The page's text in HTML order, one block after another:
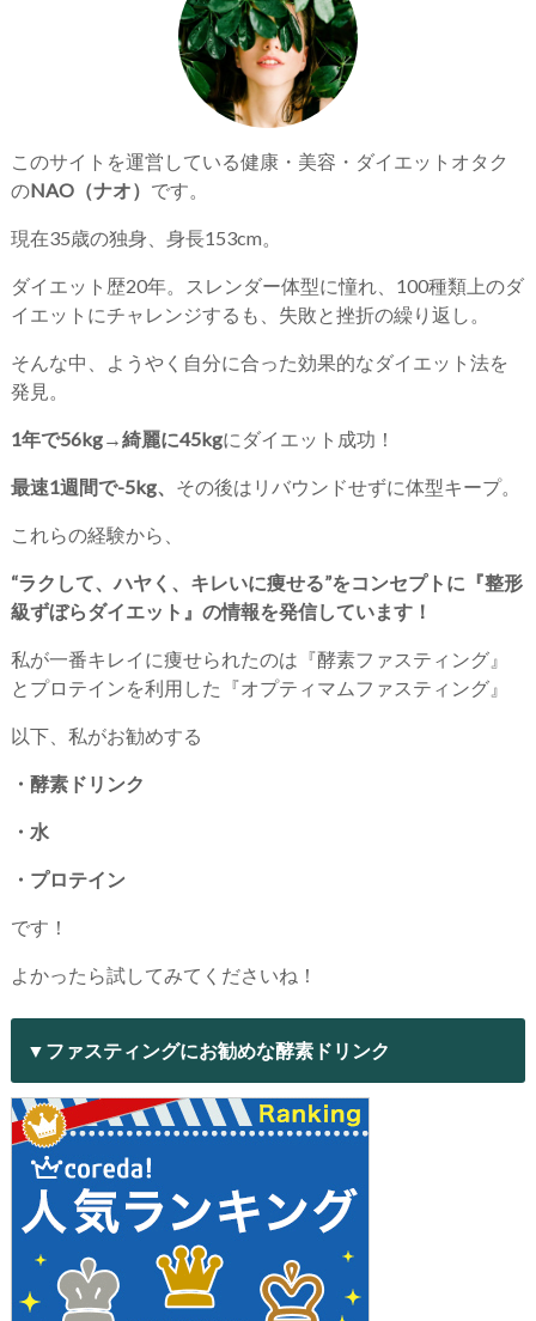
このサイトを運営している健康・美容・ダイエットオタク
のNAO（ナオ） です。
現在35歳の独身、身長153cm。
ダイエット歴20年。スレンダー体型に憧れ、100種類上のダ
イエットにチャレンジするも、失敗と挫折の繰り返し。
そんな中、ようやく自分に合った効果的なダイエット法を
発見。
1年で56kg→綺麗に45kgにダイエット成功！
最速1週間で-5kg、 その後はリバウンドせずに体型キープ。
これらの経験から、
“ラクして、ハヤく、キレいに痩せる”をコンセプトに『整形
級ずぼらダイエット』の情報を発信しています！
私が一番キレイに痩せられたのは『酵素ファスティング』
とプロテインを利用した『オプティマムファスティング』
以下、私がお勧めする
・酵素ドリンク
・水
・プロテイン
です！
よかったら試してみてくださいね！
▼ファスティングにお勧めな酵素ドリンク